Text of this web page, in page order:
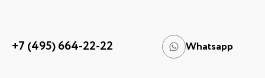
+7 (495) 664-22-22 Whatsapp